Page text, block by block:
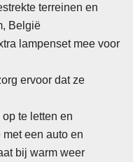
terreinen en
België
lampenset mee voor
ervoor dat ze
te letten en
een auto en
bij warm weer